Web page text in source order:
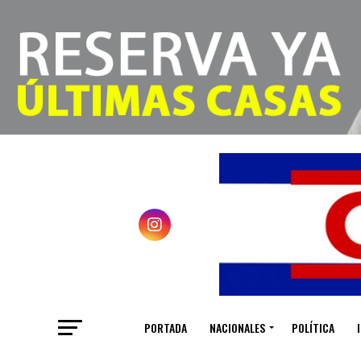
PORTADA NACIONALES POLÍTICA